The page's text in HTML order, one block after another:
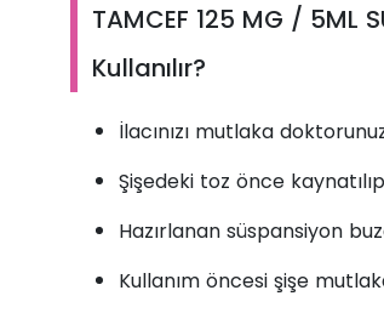
TAMCEF 125 MG / 5ML
Kullanılır?
İlacınızı mutlaka
Şişedeki toz önce
Hazırlanan süspansiyon
Kullanım öncesi şişe